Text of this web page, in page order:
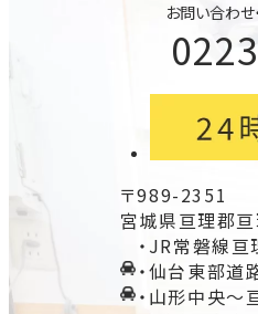
お問い合わせ
〒989-2351
宮城県亘理郡
・JR常磐線
・仙台東部道
・山形中央〜